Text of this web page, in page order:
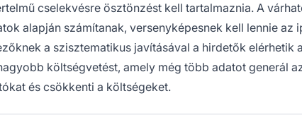
cselekvésre ösztönzést kell tartalmaznia. A
alapján számítanak, versenyképesnek kell lennie az
a szisztematikus javításával a hirdetők elérhetik
költségvetést, amely még több adatot generál
és csökkenti a költségeket.